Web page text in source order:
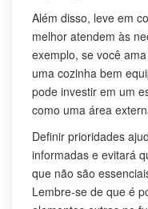
Além disso, leve em
melhor atendem às
exemplo, se você
uma cozinha bem
pode investir em um
como uma área
Definir prioridades
informadas e evitará
que não são
Lembre-se de que é